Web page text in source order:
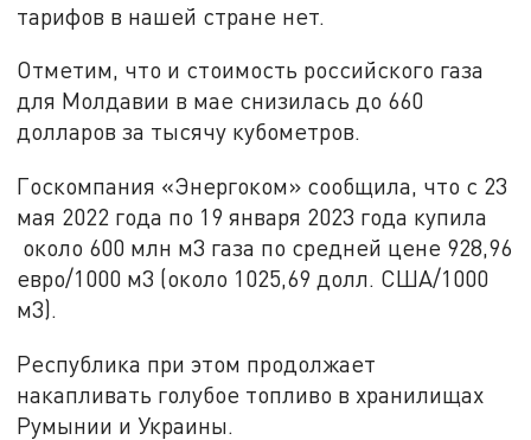
тарифов в нашей стране нет.
Отметим, что и стоимость российского газа
для Молдавии в мае снизилась до 660
долларов за тысячу кубометров.
Госкомпания «Энергоком» сообщила, что с 23
мая 2022 года по 19 января 2023 года купила
около 600 млн м3 газа по средней цене 928,96
евро/1000 м3 (около 1025,69 долл. США/1000
м3).
Республика при этом продолжает
накапливать голубое топливо в хранилищах
Румынии и Украины.